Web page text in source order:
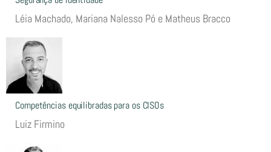
Léia Machado, Mariana Nalesso Pó e Matheus Bracco
Competências equilibradas para os CISOs
Luiz Firmino